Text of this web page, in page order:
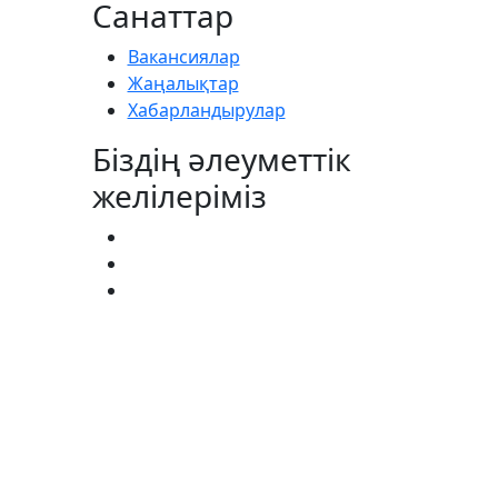
Санаттар
Вакансиялар
Жаңалықтар
Хабарландырулар
Біздің әлеуметтік
желілеріміз